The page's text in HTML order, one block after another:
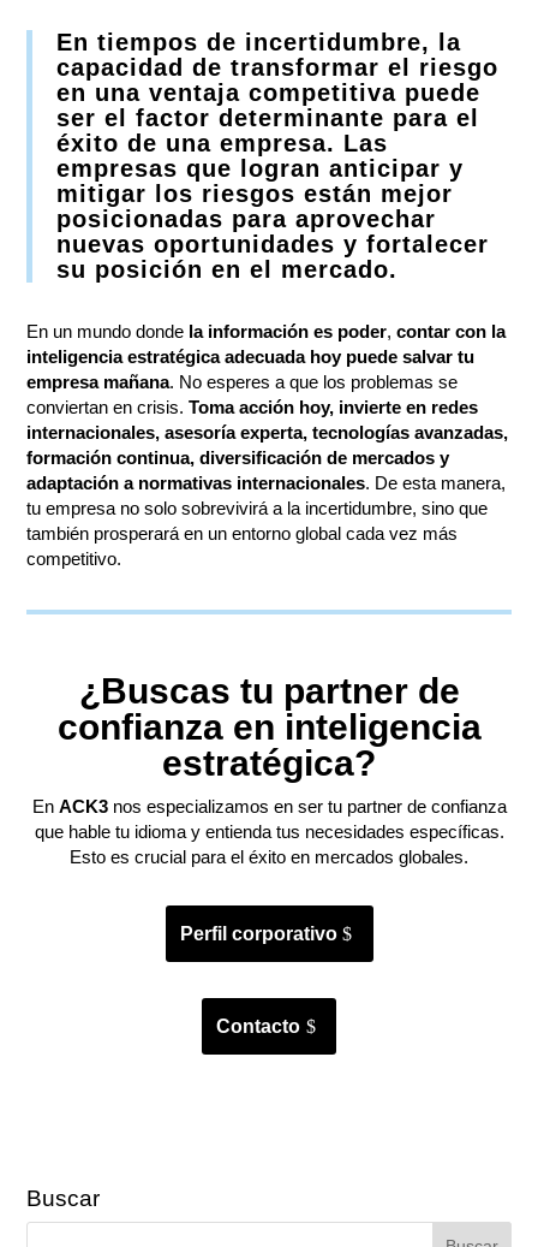
En tiempos de incertidumbre, la
capacidad de transformar el riesgo
en una ventaja competitiva puede
ser el factor determinante para el
éxito de una empresa. Las
empresas que logran anticipar y
mitigar los riesgos están mejor
posicionadas para aprovechar
nuevas oportunidades y fortalecer
su posición en el mercado.
En un mundo donde la información es poder,contar con la
inteligencia estratégica adecuada hoy puede salvar tu
empresa mañana. No esperes a que los problemas se
conviertan en crisis.Toma acción hoy, invierte en redes
internacionales, asesoría experta, tecnologías avanzadas,
formación continua, diversificación de mercados y
adaptación a normativas internacionales. De esta manera,
tu empresa no solo sobrevivirá a la incertidumbre, sino que
también prosperará en un entorno global cada vez más
competitivo.
¿Buscas tu partner de
confianza en inteligencia
estratégica?
En ACK3nos especializamos en ser tu partner de confianza
que hable tu idioma y entienda tus necesidades específicas.
Esto es crucial para el éxito en mercados globales.
Perfil corporativo
Contacto
Buscar